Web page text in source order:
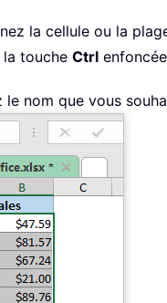
la cellule ou la
la touche Ctrl
le nom que vous